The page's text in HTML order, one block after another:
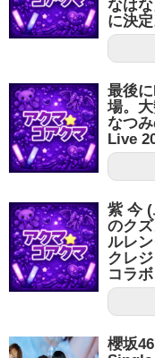
なは
に決
最後
場。
なつ
Live
紫 今
のク
ルレ
クレ
コラ
櫻坂